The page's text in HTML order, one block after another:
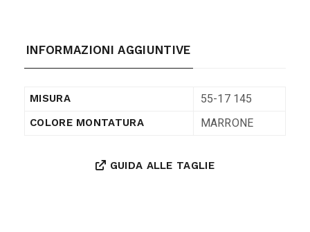
INFORMAZIONI AGGIUNTIVE
MISURA 55-17 145
COLORE MONTATURA MARRONE
GUIDA ALLE TAGLIE